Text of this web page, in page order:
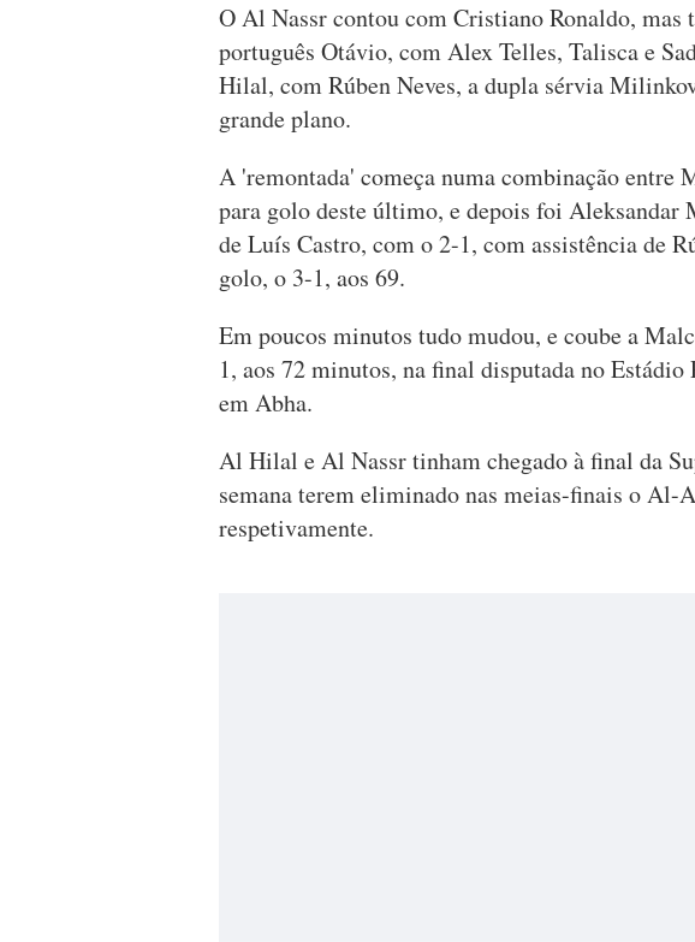
O Al Nassr contou com Cristiano Ronaldo, mas
português Otávio, com Alex Telles, Talisca e
Hilal, com Rúben Neves, a dupla sérvia
grande plano.
A 'remontada' começa numa combinação
para golo deste último, e depois foi
de Luís Castro, com o 2-1, com assistência de
golo, o 3-1, aos 69.
Em poucos minutos tudo mudou, e coube a
1, aos 72 minutos, na final disputada no
em Abha.
Al Hilal e Al Nassr tinham chegado à final da
semana terem eliminado nas meias-finais o Al-
respetivamente.